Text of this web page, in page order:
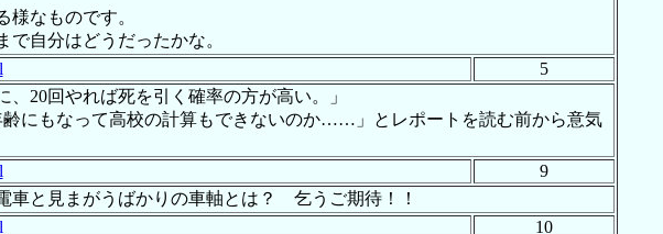
なものです。
自分はどうだったかな。
5
20回やれば死を引く確率の方が高い。」
にもなって高校の計算もできないのか……」とレポートを読む前から意気
9
車と見まがうばかりの車軸とは？ 乞うご期待！！
10